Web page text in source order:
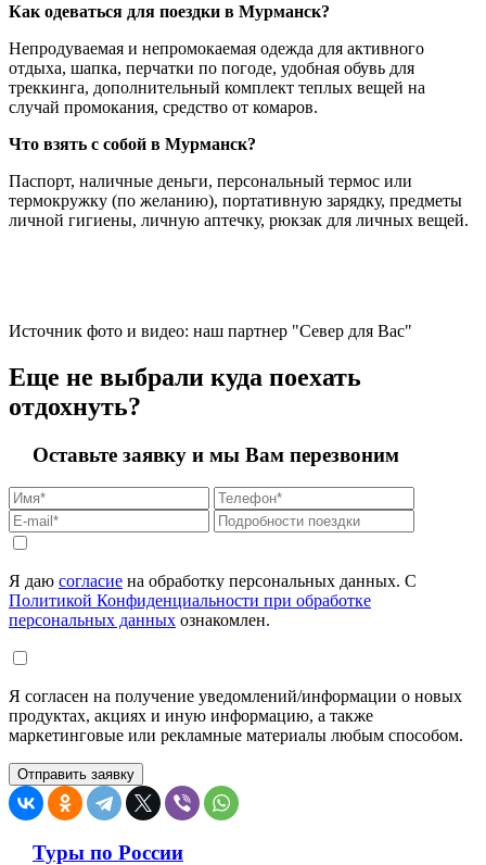
Как одеваться для поездки в Мурманск?
Непродуваемая и непромокаемая одежда для активного
отдыха, шапка, перчатки по погоде, удобная обувь для
треккинга, дополнительный комплект теплых вещей на
случай промокания, средство от комаров.
Что взять с собой в Мурманск?
Паспорт, наличные деньги, персональный термос или
термокружку (по желанию), портативную зарядку, предметы
личной гигиены, личную аптечку, рюкзак для личных вещей.
Источник фото и видео: наш партнер "Север для Вас"
Еще не выбрали куда поехать
отдохнуть?
Оставьте заявку и мы Вам перезвоним
Я даю согласие на обработку персональных данных. С
Политикой Конфиденциальности при обработке
персональных данных ознакомлен.
Я согласен на получение уведомлений/информации о новых
продуктах, акциях и иную информацию, а также
маркетинговые или рекламные материалы любым способом.
Туры по России